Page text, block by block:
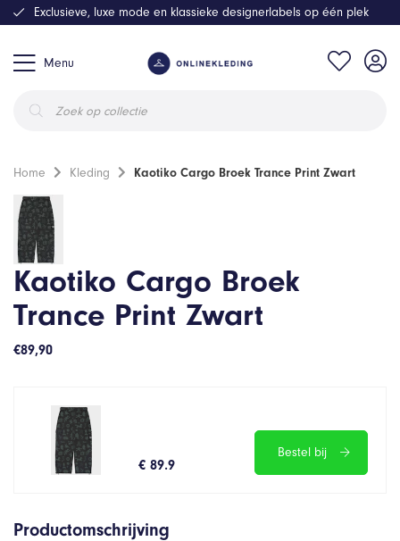
Menu
zoeken
Exclusieve, luxe mode en klassieke designerlabels op één plek
Home Kleding Kaotiko Cargo Broek Trance Print Zwart
Kaotiko Cargo Broek
Trance Print Zwart
€89,90
€ 89.9
Bestel bij
Productomschrijving